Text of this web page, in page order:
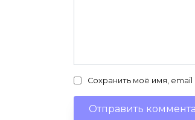
Сохранить моё имя,